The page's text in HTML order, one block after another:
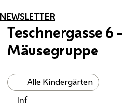
NEWSLETTER
Teschnergasse 6 -
Mäusegruppe
Alle Kindergärten
Inf